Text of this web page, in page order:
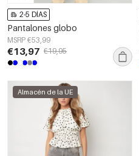
2-5 DÍAS
Pantalones globo
MSRP €53,99
€13,97 €19,95
Almacén de la UE